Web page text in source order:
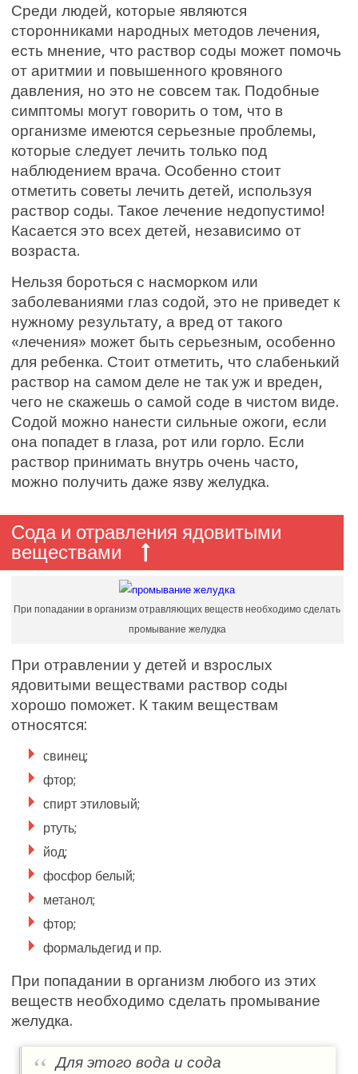
Среди людей, которые являются
сторонниками народных методов лечения,
есть мнение, что раствор соды может помочь
от аритмии и повышенного кровяного
давления, но это не совсем так. Подобные
симптомы могут говорить о том, что в
организме имеются серьезные проблемы,
которые следует лечить только под
наблюдением врача. Особенно стоит
отметить советы лечить детей, используя
раствор соды. Такое лечение недопустимо!
Касается это всех детей, независимо от
возраста.
Нельзя бороться с насморком или
заболеваниями глаз содой, это не приведет к
нужному результату, а вред от такого
«лечения» может быть серьезным, особенно
для ребенка. Стоит отметить, что слабенький
раствор на самом деле не так уж и вреден,
чего не скажешь о самой соде в чистом виде.
Содой можно нанести сильные ожоги, если
она попадет в глаза, рот или горло. Если
раствор принимать внутрь очень часто,
можно получить даже язву желудка.
Сода и отравления ядовитыми
веществами
При попадании в организм отравляющих веществ необходимо сделать
промывание желудка
При отравлении у детей и взрослых
ядовитыми веществами раствор соды
хорошо поможет. К таким веществам
относятся:
свинец;
фтор;
спирт этиловый;
ртуть;
йод;
фосфор белый;
метанол;
фтор;
формальдегид и пр.
При попадании в организм любого из этих
веществ необходимо сделать промывание
желудка.
Для этого вода и сода